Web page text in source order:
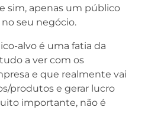
sim, apenas um público
seu negócio.
alvo é uma fatia da
a ver com os
e que realmente vai
produtos e gerar lucro
importante, não é